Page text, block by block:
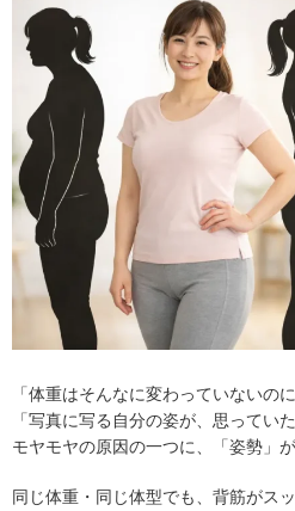
「体重はそんなに変わっていないの
「写真に写る自分の姿が、思って
モヤモヤの原因の一つに、「姿勢」
同じ体重・同じ体型でも、背筋がス